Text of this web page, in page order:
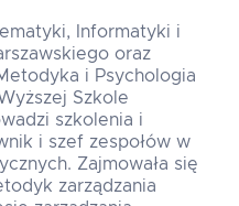
Informatyki i
oraz
i Psychologia
Szkole
szkolenia i
i szef zespołów w
Zajmowała się
zarządzania